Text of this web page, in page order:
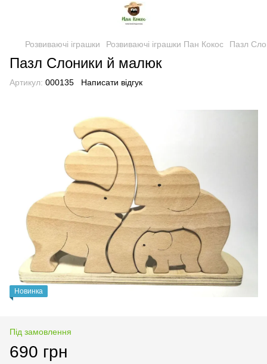
Розвиваючі іграшки Розвиваючі іграшки Пан Кокос Пазл
Пазл Слоники й малюк
Артикул: 000135 Написати відгук
Новинка
Під замовлення
690 грн